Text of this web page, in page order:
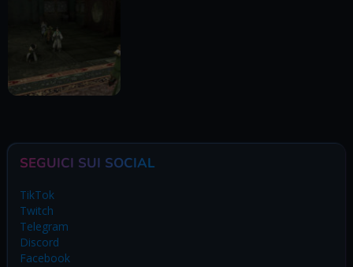
SEGUICI SUI SOCIAL
TikTok
Twitch
Telegram
Discord
Facebook